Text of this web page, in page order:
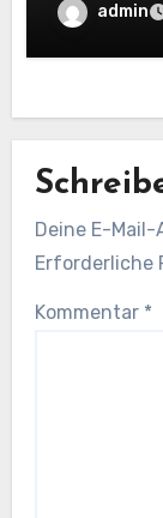
solltenadmin
Deine E-
Erforderliche
Kommentar *